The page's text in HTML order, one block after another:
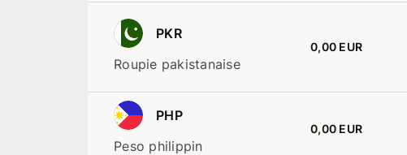
PKR
Roupie pakistanaise
0,00 EUR
PHP
Peso philippin
0,00 EUR